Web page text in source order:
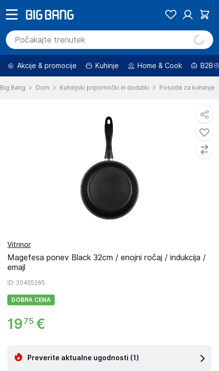
Akcije & promocije Kuhinje Home & Cook B2B
Big Bang Dom Kuhinjski pripomočki in dodatki Posode za kuhanje
Vitrinor
Magefesa ponev Black 32cm / enojni ročaj / indukcija /
emajl
ID: 20455265
DOBRA CENA
19 75 €
Preverite aktualne ugodnosti (1)